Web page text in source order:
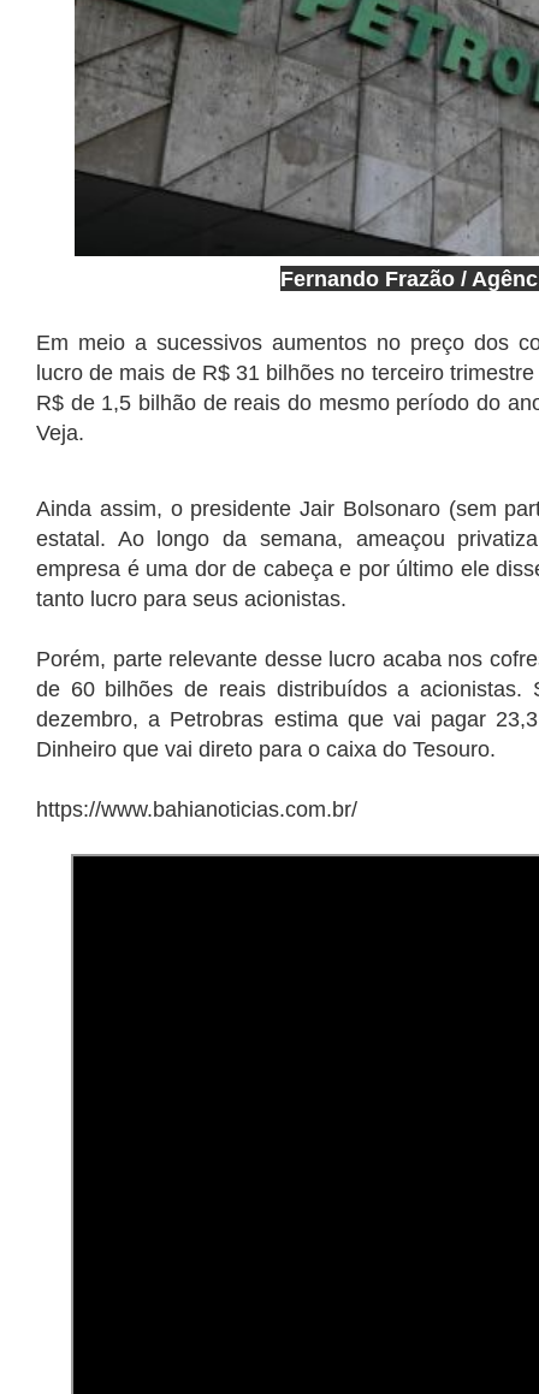
Fernando Frazão /
Em meio a sucessivos aumentos no preço dos
lucro de mais de R$ 31 bilhões no terceiro
R$ de 1,5 bilhão de reais do mesmo período do
Veja.
Ainda assim, o presidente Jair Bolsonaro (sem
estatal. Ao longo da semana, ameaçou
empresa é uma dor de cabeça e por último ele
tanto lucro para seus acionistas.
Porém, parte relevante desse lucro acaba nos
de 60 bilhões de reais distribuídos a
dezembro, a Petrobras estima que vai pagar
Dinheiro que vai direto para o caixa do Tesouro.
https://www.bahianoticias.com.br/